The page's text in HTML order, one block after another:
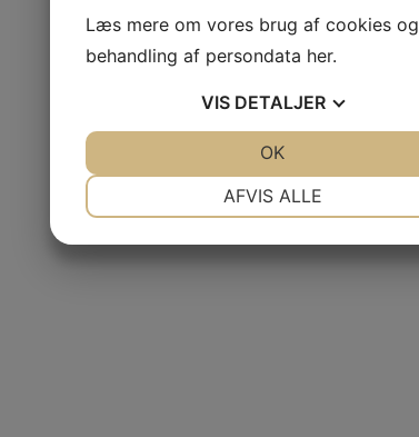
Læs mere om vores brug af cookies og
behandling af persondata her.
VIS DETALJER
AFVIS ALLE
OK